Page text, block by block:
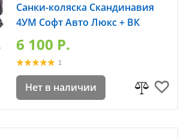
Санки-коляска Скандинавия
4УМ Софт Авто Люкс + ВК
6 100 P.
1
Нет в наличии